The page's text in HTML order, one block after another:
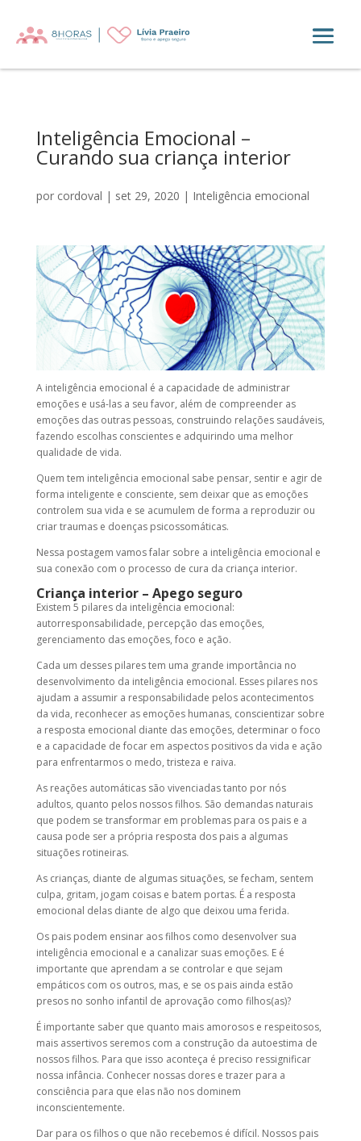
Inteligência Emocional –
Curando sua criança interior
por cordoval | set 29, 2020 | Inteligência emocional
A inteligência emocional é a capacidade de administrar
emoções e usá-las a seu favor, além de compreender as
emoções das outras pessoas, construindo relações saudáveis,
fazendo escolhas conscientes e adquirindo uma melhor
qualidade de vida.
Quem tem inteligência emocional sabe pensar, sentir e agir de
forma inteligente e consciente, sem deixar que as emoções
controlem sua vida e se acumulem de forma a reproduzir ou
criar traumas e doenças psicossomáticas.
Nessa postagem vamos falar sobre a inteligência emocional e
sua conexão com o processo de cura da criança interior.
Criança interior – Apego seguro
Existem 5 pilares da inteligência emocional:
autorresponsabilidade, percepção das emoções,
gerenciamento das emoções, foco e ação.
Cada um desses pilares tem uma grande importância no
desenvolvimento da inteligência emocional. Esses pilares nos
ajudam a assumir a responsabilidade pelos acontecimentos
da vida, reconhecer as emoções humanas, conscientizar sobre
a resposta emocional diante das emoções, determinar o foco
e a capacidade de focar em aspectos positivos da vida e ação
para enfrentarmos o medo, tristeza e raiva.
As reações automáticas são vivenciadas tanto por nós
adultos, quanto pelos nossos filhos. São demandas naturais
que podem se transformar em problemas para os pais e a
causa pode ser a própria resposta dos pais a algumas
situações rotineiras.
As crianças, diante de algumas situações, se fecham, sentem
culpa, gritam, jogam coisas e batem portas. É a resposta
emocional delas diante de algo que deixou uma ferida.
Os pais podem ensinar aos filhos como desenvolver sua
inteligência emocional e a canalizar suas emoções. E é
importante que aprendam a se controlar e que sejam
empáticos com os outros, mas, e se os pais ainda estão
presos no sonho infantil de aprovação como filhos(as)?
É importante saber que quanto mais amorosos e respeitosos,
mais assertivos seremos com a construção da autoestima de
nossos filhos. Para que isso aconteça é preciso ressignificar
nossa infância. Conhecer nossas dores e trazer para a
consciência para que elas não nos dominem
inconscientemente.
Dar para os filhos o que não recebemos é difícil. Nossos pais